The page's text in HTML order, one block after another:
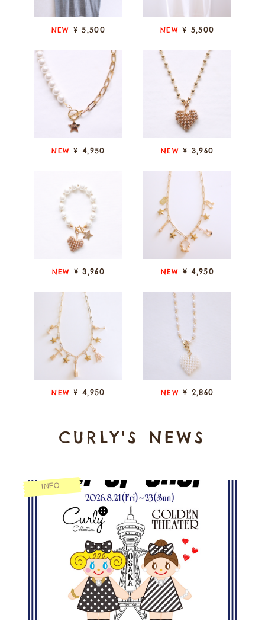
NEW ¥ 5,500 NEW ¥ 5,500
NEW ¥ 4,950 NEW ¥ 3,960
NEW ¥ 3,960 NEW ¥ 4,950
NEW ¥ 4,950 NEW ¥ 2,860
CURLY'S NEWS
INFO